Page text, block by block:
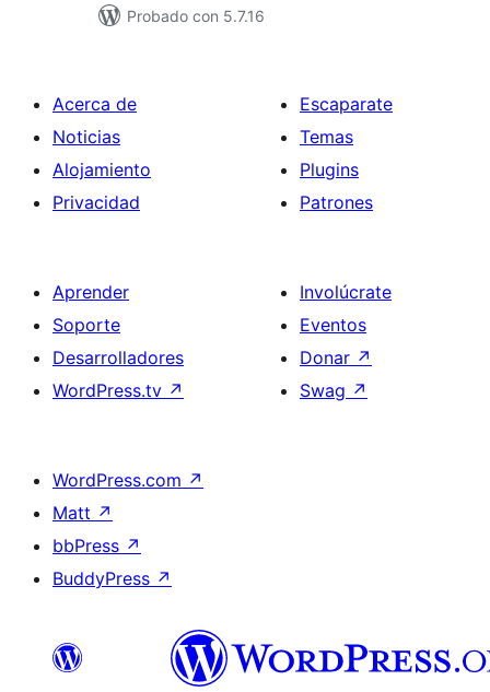
Probado con 5.7.16
Acerca de
Noticias
Alojamiento
Privacidad
Escaparate
Temas
Plugins
Patrones
Aprender
Soporte
Desarrolladores
WordPress.tv ↗
Involúcrate
Eventos
Donar ↗
Swag ↗
WordPress.com ↗
Matt ↗
bbPress ↗
BuddyPress ↗